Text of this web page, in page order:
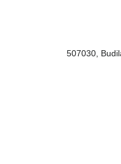
507030,